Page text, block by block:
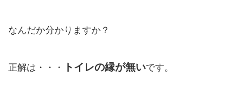
なんだか分かりますか？
正解は・・・ トイレの縁が無いです。